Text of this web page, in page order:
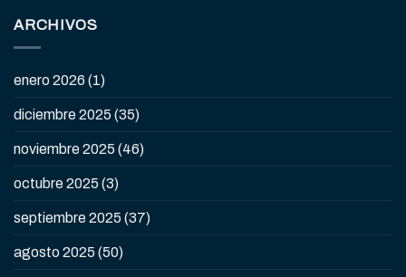
ARCHIVOS
enero 2026 (1)
diciembre 2025 (35)
noviembre 2025 (46)
octubre 2025 (3)
septiembre 2025 (37)
agosto 2025 (50)